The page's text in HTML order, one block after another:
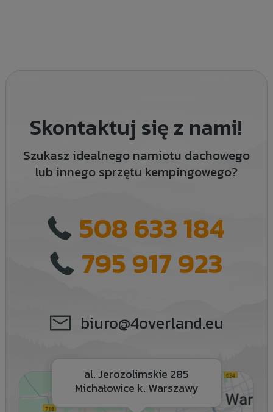
Skontaktuj się z nami!
Szukasz idealnego namiotu dachowego
lub innego sprzętu kempingowego?
508 633 184
795 917 923
biuro@4overland.eu
al. Jerozolimskie 285
Michałowice k. Warszawy